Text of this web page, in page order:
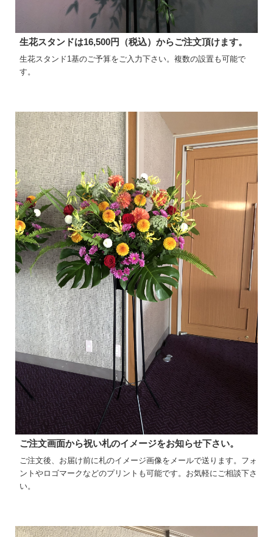
生花スタンドは16,500円（税込）からご注文頂けます。
生花スタンド1基のご予算をご入力下さい。複数の設置も可能で
す。
ご注文画面から祝い札のイメージをお知らせ下さい。
ご注文後、お届け前に札のイメージ画像をメールで送ります。フォ
ントやロゴマークなどのプリントも可能です。お気軽にご相談下さ
い。